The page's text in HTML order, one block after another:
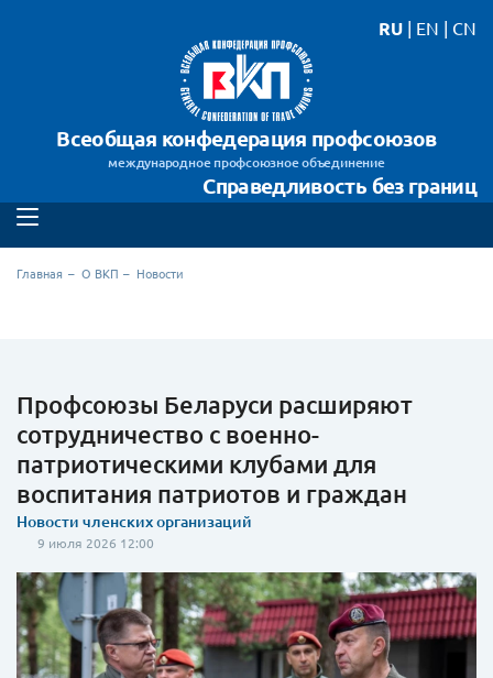
Всеобщая конфедерация профсоюзов
международное профсоюзное объединение
Справедливость без границ
RU | EN | CN
Главная О ВКП Новости
Профсоюзы Беларуси расширяют
сотрудничество с военно-
патриотическими клубами для
воспитания патриотов и граждан
Новости членских организаций
9 июля 2026 12:00